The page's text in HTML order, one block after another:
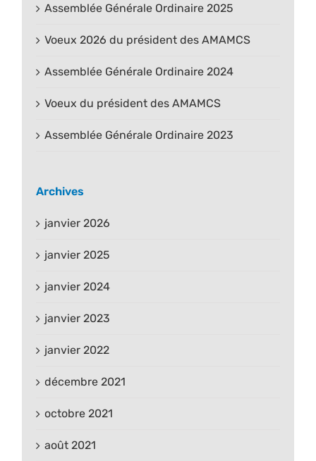
Assemblée Générale Ordinaire 2025
Voeux 2026 du président des AMAMCS
Assemblée Générale Ordinaire 2024
Voeux du président des AMAMCS
Assemblée Générale Ordinaire 2023
Archives
janvier 2026
janvier 2025
janvier 2024
janvier 2023
janvier 2022
décembre 2021
octobre 2021
août 2021